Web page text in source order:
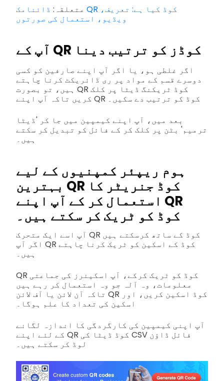
متعلقہ: ڈائنامک QR کوڈ کیا ہے: تعریف،
ویڈیو، استعمال کی صورتوں
آپ کے QR کوڈز کو ترتیب دینا
اگر غلطی ہو، یا اگر آپ اپنے صارفین کو کسی
دوسرے قسم کے مواد پر ری ڈائریکٹ کرنا چاہتے
ہیں، تو بصورت QR کوڈ ٹریکنگ ڈیٹا پر کلک
کریں تاکہ آپ اپنے QR کوڈ کو ترتیب دے سکیں۔
بعد میں، آپ اپنے کیمپین میں جا کر 'ڈیٹا
ترمیم' بٹن پر کلک کر کے فائل کو تبدیل کر سکتے
ہیں۔
ہوم ریپئر کمپنیوں کے لیے
بہترین QR کوڈ جنریٹر کا
استعمال کر کے آپ اپنے QR
کوڈ کو ٹریک کر سکتے ہیں۔
آپ اسے ایک متحرک QR کوڈ کے ساتھ کرسکتے ہیں
اگر آپ QR کوڈ کے اسکین کو ٹریک کرنا چاہتے
ہیں۔
QR کوڈ کو ٹریک کرکے، آپ اسکینرز کی جماعتی
معلومات، وہ آلہ جو وہ استعمال کر رہے ہیں
تاکہ آن لائن یا آف لائن QR کوڈ اسکین کریں، اور
اسکین کی تعداد کا علم ہوگا۔
آپ اپنی کیمپین کی کارگردگی کا اندازہ لگانے
کے لئے اپنے QR کوڈ ڈیٹا کی CSV فائل ڈاؤن
لوڈ کر سکتے ہیں۔